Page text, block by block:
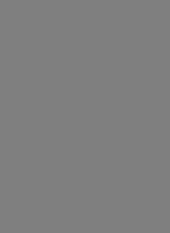
te
zwenken en
rugklachten.
van de
draagvermogen
geschikt voor